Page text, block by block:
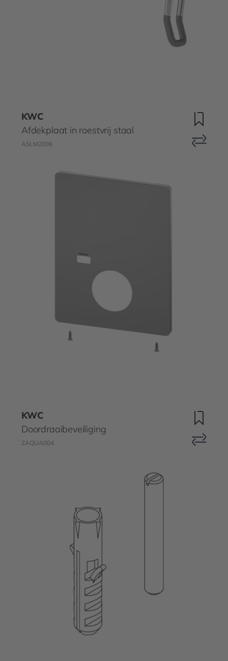
KWC
Afdekplaat in roestvrij staal
ASLM2006
KWC
Doordraaibeveiliging
ZAQUA004